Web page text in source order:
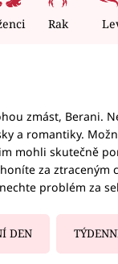
Rak
zmást, Berani.
a romantiky.
mohli skutečně
za ztraceným
problém za
DEN